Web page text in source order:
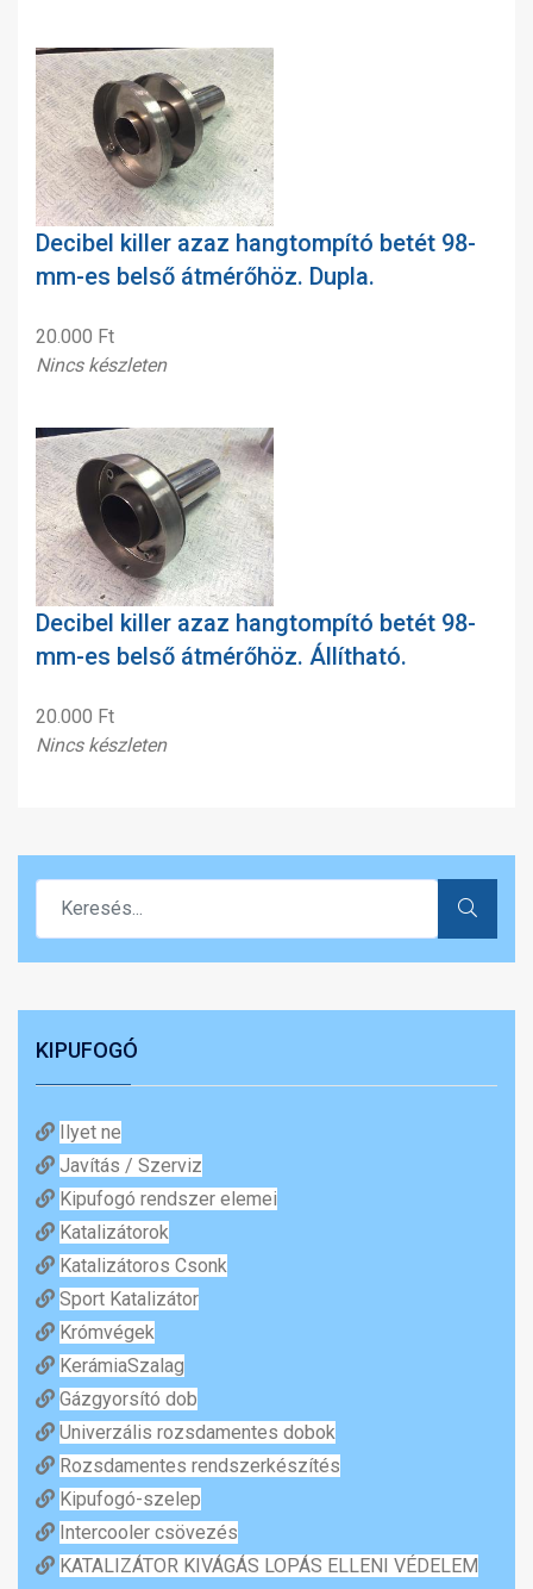
Decibel killer azaz hangtompító betét 98-
mm-es belső átmérőhöz. Dupla.
20.000 Ft
Nincs készleten
Decibel killer azaz hangtompító betét 98-
mm-es belső átmérőhöz. Állítható.
20.000 Ft
Nincs készleten
KIPUFOGÓ
Ilyet ne
Javítás / Szerviz
Kipufogó rendszer elemei
Katalizátorok
Katalizátoros Csonk
Sport Katalizátor
Krómvégek
KerámiaSzalag
Gázgyorsító dob
Univerzális rozsdamentes dobok
Rozsdamentes rendszerkészítés
Kipufogó-szelep
Intercooler csövezés
KATALIZÁTOR KIVÁGÁS LOPÁS ELLENI VÉDELEM